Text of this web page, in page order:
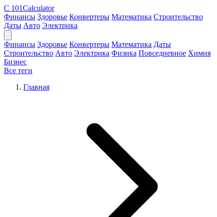
C 101Calculator
Финансы Здоровье Конвертеры Математика Строительство
Даты Авто Электрика
Финансы Здоровье Конвертеры Математика Даты
Строительство Авто Электрика Физика Повседневное Химия
Бизнес
Все теги
Главная